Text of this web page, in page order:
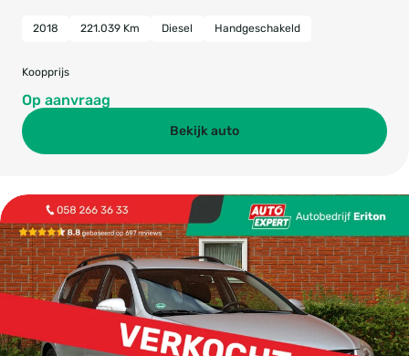
2018 221.039 Km Diesel Handgeschakeld
Koopprijs
Op aanvraag
Bekijk auto